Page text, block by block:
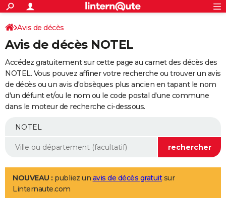
ACTUALITÉS
Politique
Société
Faits Divers
Education
Monde
Villes
+
SPORT
Coupe du monde 2026
Football
Tennis
Cyclisme
Rugby
Forum
Programme TV
TNT
Streaming
Cinéma
Sorties cinéma
Musique
+
FINANCE
Retraite
Impôts
Epargne
Immobilier
Risques naturels par ville
Banque
Assurance
Crédit
AUTO
Essais
Réserver un essai
Citadines
Berlines
SUV
Forum auto
+
Mobiles
Meilleur smartphone
Internet
Ordinateurs
Jeux vidéo
Guide high-tech
Aménagement intérieur
LIFESTYLE
Art de vivre
Bien-être
Loisirs
Mode
Modes de vie
Avis de décès
Avis de décès NOTEL
Accédez gratuitement sur cette page au carnet des décès des
NOTEL. Vous pouvez affiner votre recherche ou trouver un avis
de décès ou un avis d'obsèques plus ancien en tapant le nom
d'un défunt et/ou le nom ou le code postal d'une commune
dans le moteur de recherche ci-dessous.
NOUVEAU : publiez un avis de décès gratuitsur
Linternaute.com